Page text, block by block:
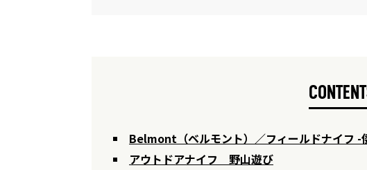
Belmont（ベルモント）／フィールドナイフ
アウトドアナイフ 野山遊び